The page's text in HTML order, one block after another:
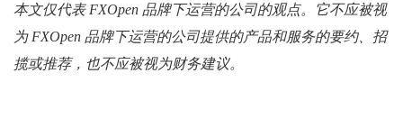
本文仅代表 FXOpen 品牌下运营的公司的观点。它不应被视
为 FXOpen 品牌下运营的公司提供的产品和服务的要约、招
揽或推荐，也不应被视为财务建议。